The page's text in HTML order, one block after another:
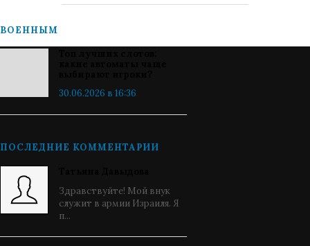
ВОЕННЫМ
30.06.2026 в 16:36
ПОСЛЕДНИЕ КОММЕНТАРИИ
Здравствуйте! Мой внук
служит в армии Израиля. Я
п...